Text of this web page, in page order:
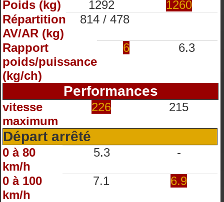
Poids (kg) 1292
1260
Répartition
AV/AR (kg)
814 / 478
Rapport
poids/puissance
(kg/ch)
6 6.3
Performances
vitesse
maximum
226 215
Départ arrêté
0 à 80
km/h
5.3 -
0 à 100
km/h
7.1 6.9